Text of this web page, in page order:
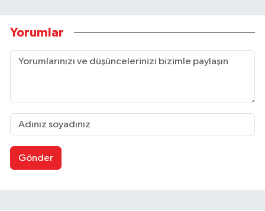
Yorumlar
Gönder